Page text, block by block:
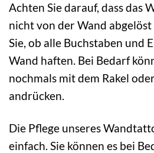
Achten Sie darauf, dass das
nicht von der Wand
Sie, ob alle Buchstaben und
Wand haften. Bei Bedarf
nochmals mit dem Rakel
andrücken.
Die Pflege unseres
einfach. Sie können es bei